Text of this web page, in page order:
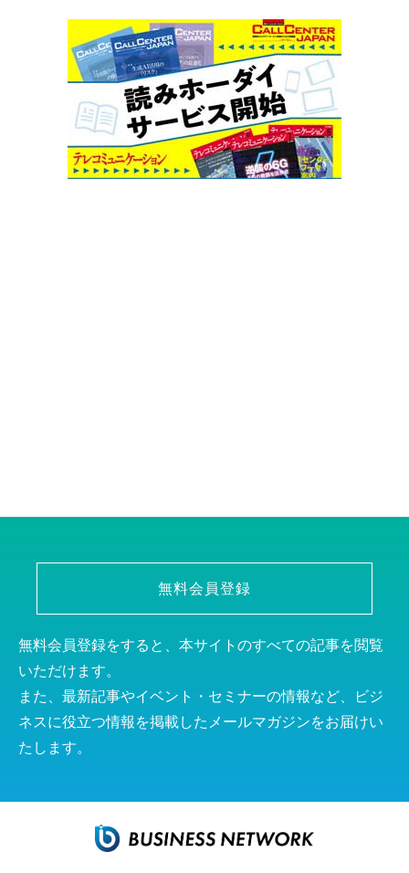
無料会員登録
無料会員登録をすると、本サイトのすべての記事を閲覧
いただけます。
また、最新記事やイベント・セミナーの情報など、ビジ
ネスに役立つ情報を掲載したメールマガジンをお届けい
たします。